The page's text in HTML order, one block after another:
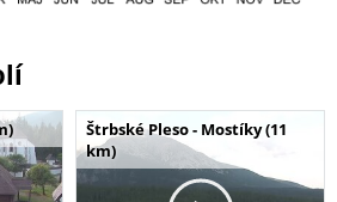
Štrbské Pleso - Mostíky (11
km)